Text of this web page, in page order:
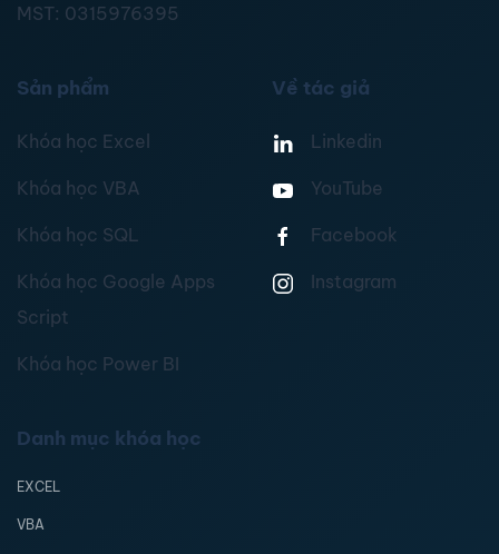
MST: 0315976395
Sản phẩm
Khóa học Excel
Khóa học VBA
Khóa học SQL
Khóa học Google Apps
Script
Khóa học Power BI
Về tác giả
Linkedin
YouTube
Facebook
Instagram
Danh mục khóa học
EXCEL
VBA